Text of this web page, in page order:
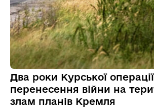
Два роки Курської
перенесення війни на
злам планів Кремля